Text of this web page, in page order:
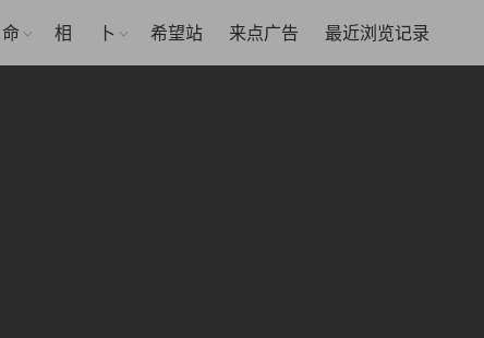
命 相 卜 希望站 来点广告 最近浏览记录